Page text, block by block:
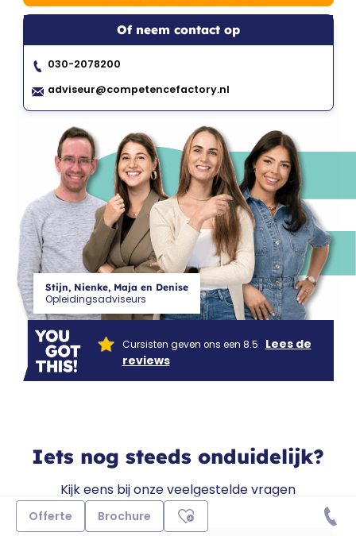
Offerte Brochure
Of neem contact op
030-2078200
adviseur@competencefactory.nl
CF
Stijn, Nienke, Maja en Denise
Opleidingsadviseurs
Cursisten geven ons een 8.5
Lees de
reviews
Iets nog steeds onduidelijk?
Kijk eens bij onze veelgestelde vragen